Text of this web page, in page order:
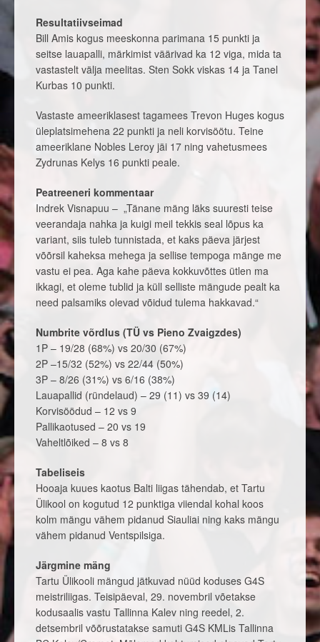
Resultatiivseimad
Bill Amis kogus meeskonna parimana 15 punkti ja
seitse lauapalli, märkimist väärivad ka 12 viga, mida ta
vastastelt välja meelitas. Sten Sokk viskas 14 ja Tanel
Kurbas 10 punkti.
Vastaste ameeriklasest tagamees Trevon Huges kogus
üleplatsimehena 22 punkti ja neli korvisöötu. Teine
ameeriklane Nobles Leroy jäi 17 ning vahetusmees
Zydrunas Kelys 16 punkti peale.
Peatreeneri kommentaar
Indrek Visnapuu – „Tänane mäng läks suuresti teise
veerandaja nahka ja kuigi meil tekkis seal lõpus ka
variant, siis tuleb tunnistada, et kaks päeva järjest
võõrsil kaheksa mehega ja sellise tempoga mänge me
vastu ei pea. Aga kahe päeva kokkuvõttes ütlen ma
ikkagi, et oleme tublid ja küll selliste mängude pealt ka
need palsamiks olevad võidud tulema hakkavad.“
Numbrite võrdlus (TÜ vs Pieno Zvaigzdes)
1P – 19/28 (68%) vs 20/30 (67%)
2P –15/32 (52%) vs 22/44 (50%)
3P – 8/26 (31%) vs 6/16 (38%)
Lauapallid (ründelaud) – 29 (11) vs 39 (14)
Korvisöödud – 12 vs 9
Pallikaotused – 20 vs 19
Vaheltlõiked – 8 vs 8
Tabeliseis
Hooaja kuues kaotus Balti liigas tähendab, et Tartu
Ülikool on kogutud 12 punktiga viiendal kohal koos
kolm mängu vähem pidanud Siauliai ning kaks mängu
vähem pidanud Ventspilsiga.
Järgmine mäng
Tartu Ülikooli mängud jätkuvad nüüd koduses G4S
meistriliigas. Teisipäeval, 29. novembril võetakse
kodusaalis vastu Tallinna Kalev ning reedel, 2.
detsembril võõrustatakse samuti G4S KMLis Tallinna